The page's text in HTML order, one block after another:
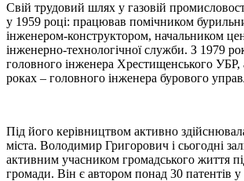
Свій трудовий шлях у газовій
у 1959 році: працював помічником
інженером-конструктором, начальником
інженерно-технологічної служби. З 1979
головного інженера Хрестищенського УБР,
роках – головного інженера бурового
Під його керівництвом активно
міста. Володимир Григорович і сьогодні
активним учасником громадського життя
громади. Він є автором понад 30 патентів у